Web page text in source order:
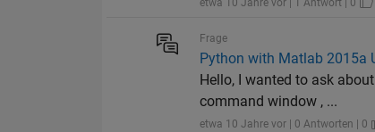
etwa 10 Jahre vor | 1 Antwort | 0
Frage
Python with Matlab 2015a
Hello, I wanted to ask
command window , ...
etwa 10 Jahre vor | 0 Antworten | 0